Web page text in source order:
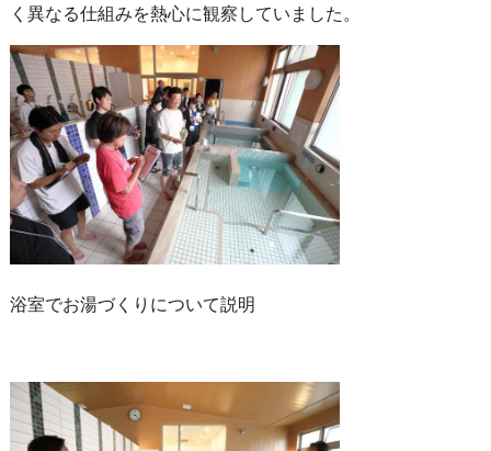
く異なる仕組みを熱心に観察していました。
浴室でお湯づくりについて説明